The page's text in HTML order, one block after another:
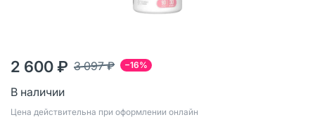
−16%
3 097 ₽
2 600 ₽
В наличии
Цена действительна при оформлении онлайн